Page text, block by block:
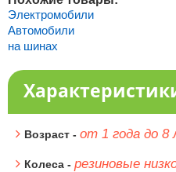
Электромобили
Автомобили
на шинах
Возраст - от 1 года до 8
Колеса - резиновые